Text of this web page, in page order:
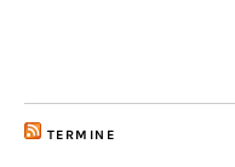
TERMINE